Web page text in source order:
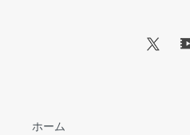
ホーム